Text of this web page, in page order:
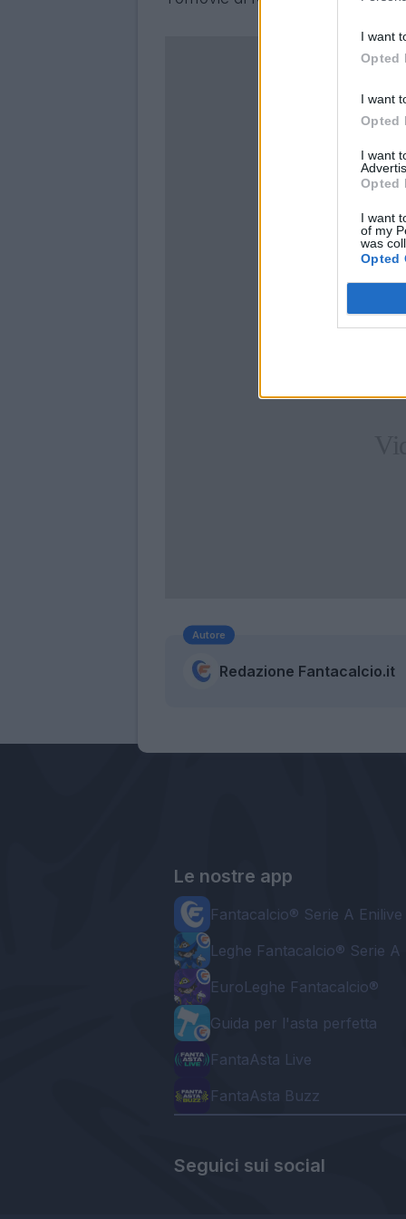
I want
Opted
I want
Opted
I want
Opted
I want
of my
was
Opted
Autore
Redazione Fantacalcio.it
Le nostre app
Fantacalcio® Serie A Enilive
Leghe Fantacalcio® Serie A
EuroLeghe Fantacalcio®
Guida per l'asta perfetta
FantaAsta Live
FantaAsta Buzz
Seguici sui social